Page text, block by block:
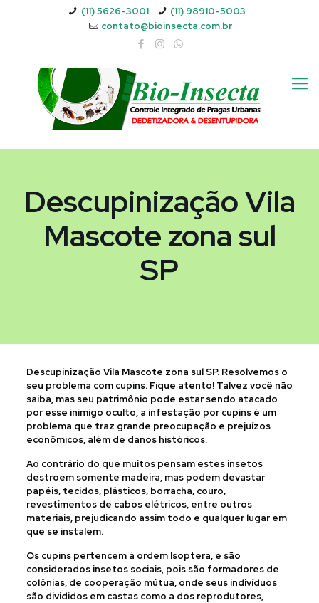
(11) 5626-3001
(11) 98910-5003
contato@bioinsecta.com.br
Descupinização Vila
Mascote zona sul
SP
Descupinização Vila Mascote zona sul SP. Resolvemos o
seu problema com cupins. Fique atento! Talvez você não
saiba, mas seu patrimônio pode estar sendo atacado
por esse inimigo oculto, a infestação por cupins é um
problema que traz grande preocupação e prejuízos
econômicos, além de danos históricos.
Ao contrário do que muitos pensam estes insetos
destroem somente madeira, mas podem devastar
papéis, tecidos, plásticos, borracha, couro,
revestimentos de cabos elétricos, entre outros
materiais, prejudicando assim todo e qualquer lugar em
que se instalem.
Os cupins pertencem à ordem Isoptera, e são
considerados insetos sociais, pois são formadores de
colônias, de cooperação mútua, onde seus indivíduos
são divididos em castas como a dos reprodutores,